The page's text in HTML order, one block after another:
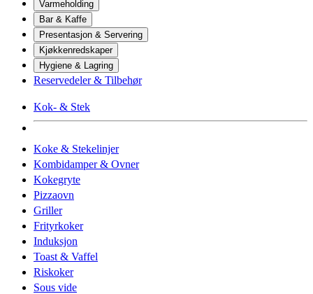
Varmeholding
Bar & Kaffe
Presentasjon & Servering
Kjøkkenredskaper
Hygiene & Lagring
Reservedeler & Tilbehør
Kok- & Stek
Koke & Stekelinjer
Kombidamper & Ovner
Kokegryte
Pizzaovn
Griller
Frityrkoker
Induksjon
Toast & Vaffel
Riskoker
Sous vide